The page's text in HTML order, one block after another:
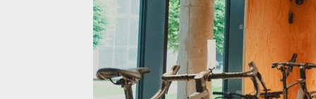
Nová prodejna Velocity Westend posouvá zážitek z
Nová prodejna Velocity Westend posouvá zážitek z